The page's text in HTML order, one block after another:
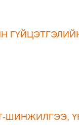
ШИНЖИЛГЭЭ,